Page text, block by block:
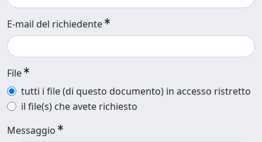
E-mail del richiedente
File
tutti i file (di questo documento) in accesso ristretto
il file(s) che avete richiesto
Messaggio